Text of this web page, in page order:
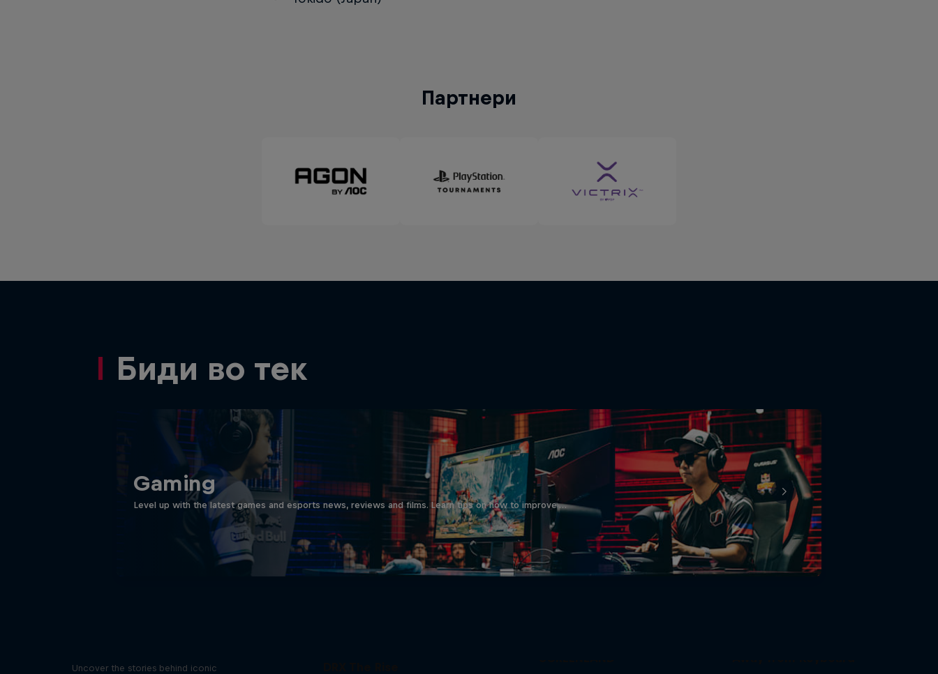
Партнери
Биди во тек
Gaming
Level up with the latest games and esports news, reviews and films. Learn tips on how to improve …
Uncover the stories behind iconic